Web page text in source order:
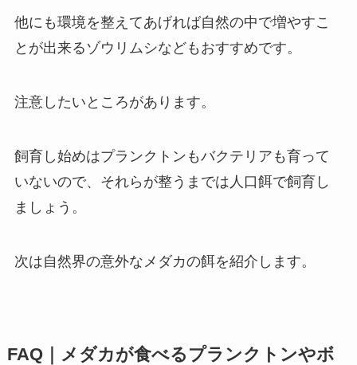
他にも環境を整えてあげれば自然の中で増やすこ
とが出来るゾウリムシなどもおすすめです。
注意したいところがあります。
飼育し始めはプランクトンもバクテリアも育って
いないので、それらが整うまでは人口餌で飼育し
ましょう。
次は自然界の意外なメダカの餌を紹介します。
FAQ｜メダカが食べるプランクトンやボ